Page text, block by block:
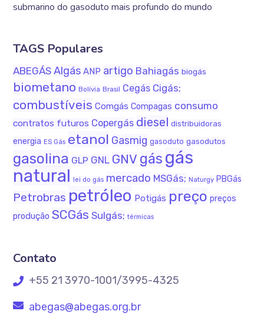
submarino do gasoduto mais profundo do mundo
TAGS Populares
ABEGÁS Algás ANP artigo Bahiagás biogás
biometano Bolívia Brasil Cegás Cigás;
combustíveis Comgás Compagas consumo
contratos futuros Copergás diesel distribuidoras
energia ES Gás etanol Gasmig gasoduto gasodutos
gasolina GLP GNL GNV gás gás
natural lei do gás mercado MSGás; Naturgy PBGás
Petrobras petróleo Potigás preço preços
produção SCGás Sulgás; térmicas
Contato
+55 21 3970-1001/3995-4325
abegas@abegas.org.br